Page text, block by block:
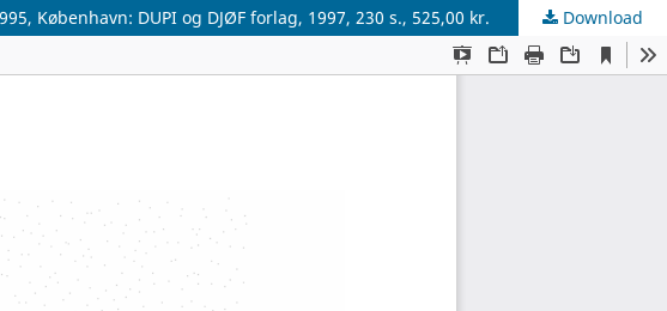
København: DUPI og DJØF forlag, 1997, 230 s., 525,00 kr. Download